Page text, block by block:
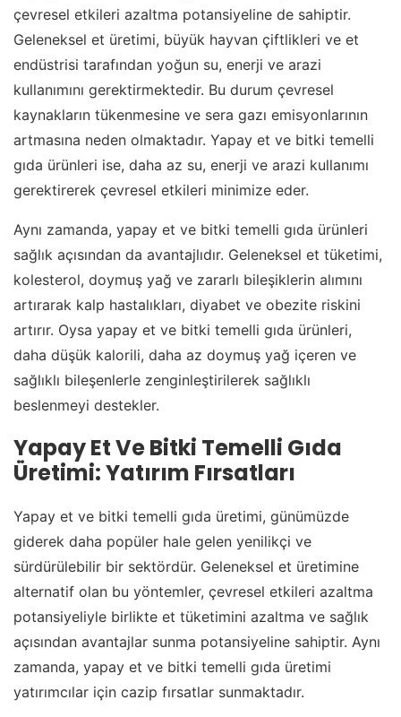
çevresel etkileri azaltma potansiyeline de sahiptir.
Geleneksel et üretimi, büyük hayvan çiftlikleri ve et
endüstrisi tarafından yoğun su, enerji ve arazi
kullanımını gerektirmektedir. Bu durum çevresel
kaynakların tükenmesine ve sera gazı emisyonlarının
artmasına neden olmaktadır. Yapay et ve bitki temelli
gıda ürünleri ise, daha az su, enerji ve arazi kullanımı
gerektirerek çevresel etkileri minimize eder.
Aynı zamanda, yapay et ve bitki temelli gıda ürünleri
sağlık açısından da avantajlıdır. Geleneksel et tüketimi,
kolesterol, doymuş yağ ve zararlı bileşiklerin alımını
artırarak kalp hastalıkları, diyabet ve obezite riskini
artırır. Oysa yapay et ve bitki temelli gıda ürünleri,
daha düşük kalorili, daha az doymuş yağ içeren ve
sağlıklı bileşenlerle zenginleştirilerek sağlıklı
beslenmeyi destekler.
Yapay Et Ve Bitki Temelli Gıda
Üretimi: Yatırım Fırsatları
Yapay et ve bitki temelli gıda üretimi, günümüzde
giderek daha popüler hale gelen yenilikçi ve
sürdürülebilir bir sektördür. Geleneksel et üretimine
alternatif olan bu yöntemler, çevresel etkileri azaltma
potansiyeliyle birlikte et tüketimini azaltma ve sağlık
açısından avantajlar sunma potansiyeline sahiptir. Aynı
zamanda, yapay et ve bitki temelli gıda üretimi
yatırımcılar için cazip fırsatlar sunmaktadır.